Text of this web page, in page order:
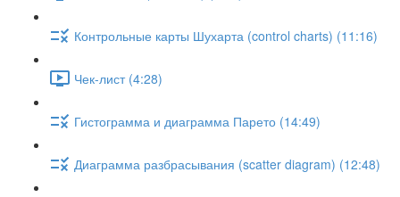
Контрольные карты Шухарта (control charts) (11:16)
Чек-лист (4:28)
Гистограмма и диаграмма Парето (14:49)
Диаграмма разбрасывания (scatter diagram) (12:48)